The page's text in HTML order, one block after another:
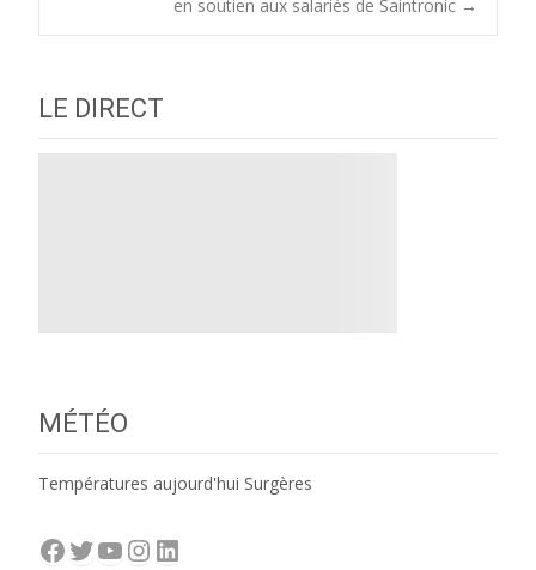
en soutien aux salariés de Saintronic →
LE DIRECT
MÉTÉO
Températures aujourd'hui Surgères
Facebook
Twitter
YouTube
Instagram
LinkedIn